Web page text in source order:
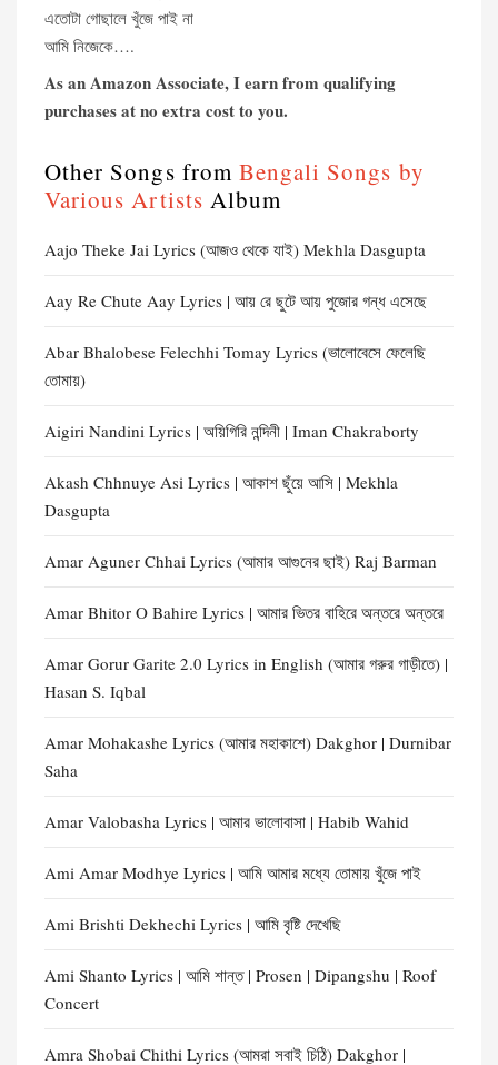
এতোটা গোছালে খুঁজে পাই না
আমি নিজেকে….
As an Amazon Associate, I earn from qualifying
purchases at no extra cost to you.
Other Songs from Bengali Songs by
Various Artists Album
Aajo Theke Jai Lyrics (আজও থেকে যাই) Mekhla Dasgupta
Aay Re Chute Aay Lyrics | আয় রে ছুটে আয় পুজোর গন্ধ এসেছে
Abar Bhalobese Felechhi Tomay Lyrics (ভালোবেসে ফেলেছি
তোমায়)
Aigiri Nandini Lyrics | অয়িগিরি নন্দিনী | Iman Chakraborty
Akash Chhnuye Asi Lyrics | আকাশ ছুঁয়ে আসি | Mekhla
Dasgupta
Amar Aguner Chhai Lyrics (আমার আগুনের ছাই) Raj Barman
Amar Bhitor O Bahire Lyrics | আমার ভিতর বাহিরে অন্তরে অন্তরে
Amar Gorur Garite 2.0 Lyrics in English (আমার গরুর গাড়ীতে) |
Hasan S. Iqbal
Amar Mohakashe Lyrics (আমার মহাকাশে) Dakghor | Durnibar
Saha
Amar Valobasha Lyrics | আমার ভালোবাসা | Habib Wahid
Ami Amar Modhye Lyrics | আমি আমার মধ্যে তোমায় খুঁজে পাই
Ami Brishti Dekhechi Lyrics | আমি বৃষ্টি দেখেছি
Ami Shanto Lyrics | আমি শান্ত | Prosen | Dipangshu | Roof
Concert
Amra Shobai Chithi Lyrics (আমরা সবাই চিঠি) Dakghor |